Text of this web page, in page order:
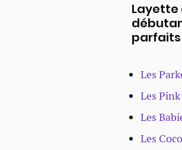
Layette
Les
Les
Les
Les